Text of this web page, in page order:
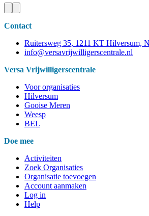
Contact
Ruitersweg 35, 1211 KT Hilversum,
info@versavrijwilligerscentrale.nl
Versa Vrijwilligerscentrale
Voor organisaties
Hilversum
Gooise Meren
Weesp
BEL
Doe mee
Activiteiten
Zoek Organisaties
Organisatie toevoegen
Account aanmaken
Log in
Help